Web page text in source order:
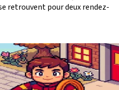
retrouvent pour deux rendez-